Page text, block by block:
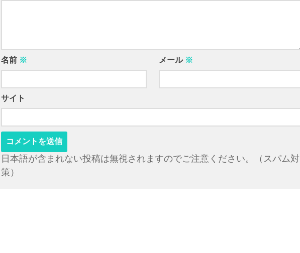
名前 ※ メール ※
サイト
日本語が含まれない投稿は無視されますのでご注意ください。（スパム対
策）